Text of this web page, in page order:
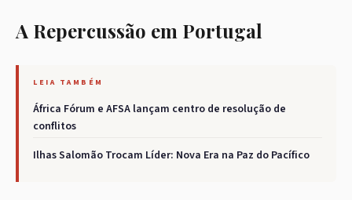
A Repercussão em Portugal
LEIA TAMBÉM
África Fórum e AFSA lançam centro de resolução de
conflitos
Ilhas Salomão Trocam Líder: Nova Era na Paz do Pacífico